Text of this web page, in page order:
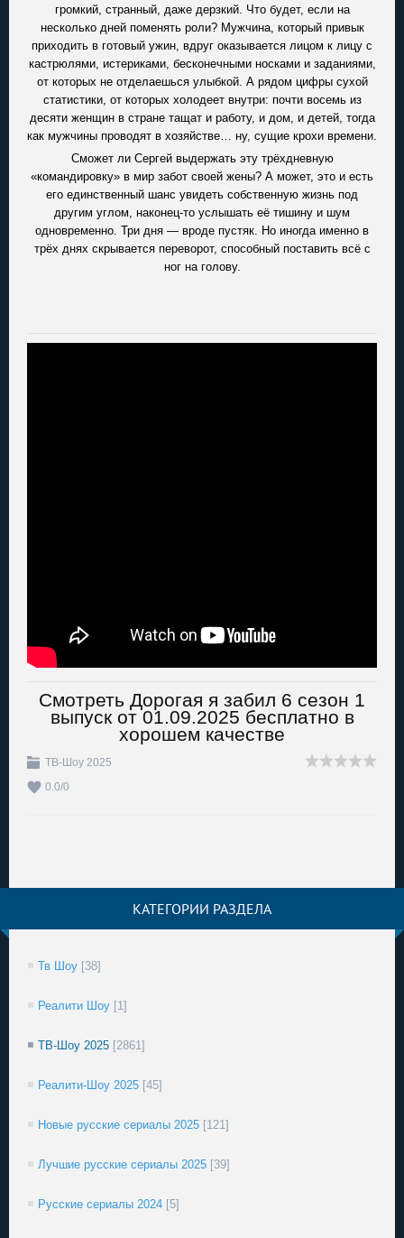
громкий, странный, даже дерзкий. Что будет, если на
несколько дней поменять роли? Мужчина, который привык
приходить в готовый ужин, вдруг оказывается лицом к лицу с
кастрюлями, истериками, бесконечными носками и заданиями,
от которых не отделаешься улыбкой. А рядом цифры сухой
статистики, от которых холодеет внутри: почти восемь из
десяти женщин в стране тащат и работу, и дом, и детей, тогда
как мужчины проводят в хозяйстве… ну, сущие крохи времени.
Сможет ли Сергей выдержать эту трёхдневную
«командировку» в мир забот своей жены? А может, это и есть
его единственный шанс увидеть собственную жизнь под
другим углом, наконец-то услышать её тишину и шум
одновременно. Три дня — вроде пустяк. Но иногда именно в
трёх днях скрывается переворот, способный поставить всё с
ног на голову.
Смотреть Дорогая я забил 6 сезон 1
выпуск от 01.09.2025 бесплатно в
хорошем качестве
ТВ-Шоу 2025
0.0/0
КАТЕГОРИИ РАЗДЕЛА
Тв Шоу [38]
Реалити Шоу [1]
ТВ-Шоу 2025 [2861]
Реалити-Шоу 2025 [45]
Новые русские сериалы 2025 [121]
Лучшие русские сериалы 2025 [39]
Русские сериалы 2024 [5]